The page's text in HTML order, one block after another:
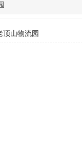
顶山物流园